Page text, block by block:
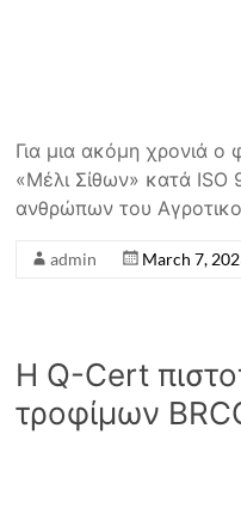
Για μια ακόμη χρονιά ο
«Μέλι Σίθων» κατά ISO
ανθρώπων του
admin March 7,
Η Q-Cert
τροφίμων